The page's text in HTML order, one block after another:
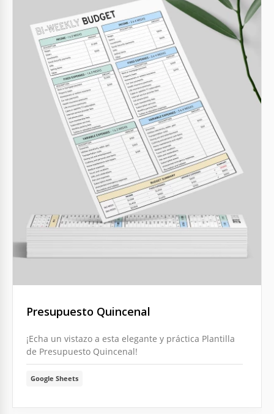
Presupuesto Quincenal
¡Echa un vistazo a esta elegante y práctica Plantilla
de Presupuesto Quincenal!
Google Sheets